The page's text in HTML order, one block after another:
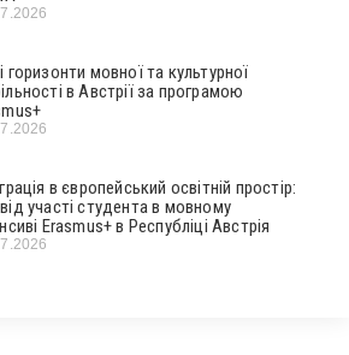
горизонти мовної та культурної
в Австрії за програмою
в європейський освітній простір:
участі студента в мовному
Erasmus+ в Республіці Австрія